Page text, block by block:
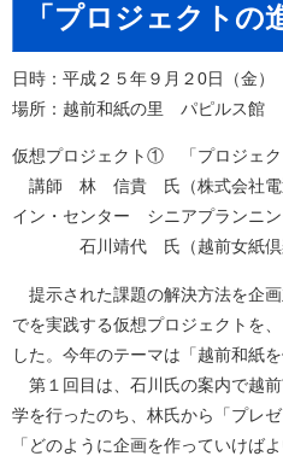
「プロジェクトの
日時：平成２５年９月２0日（金
場所：越前和紙の里 パピルス館
仮想プロジェクト① 「プロジェク
講師 林 信貴 氏（株式会社電
イン・センター シニアプランニン
石川靖代 氏（越前女紙倶
提示された課題の解決方法を企
でを実践する仮想プロジェクトを
した。今年のテーマは「越前和紙
第１回目は、石川氏の案内で越
学を行ったのち、林氏から「プレ
「どのように企画を作っていけば